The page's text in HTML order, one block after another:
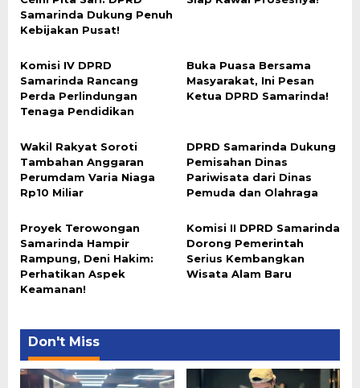
Samarinda Dukung Penuh
Kebijakan Pusat!
Komisi IV DPRD
Samarinda Rancang
Perda Perlindungan
Tenaga Pendidikan
Buka Puasa Bersama
Masyarakat, Ini Pesan
Ketua DPRD Samarinda!
Wakil Rakyat Soroti
Tambahan Anggaran
Perumdam Varia Niaga
Rp10 Miliar
DPRD Samarinda Dukung
Pemisahan Dinas
Pariwisata dari Dinas
Pemuda dan Olahraga
Proyek Terowongan
Samarinda Hampir
Rampung, Deni Hakim:
Perhatikan Aspek
Keamanan!
Komisi II DPRD Samarinda
Dorong Pemerintah
Serius Kembangkan
Wisata Alam Baru
Don't Miss